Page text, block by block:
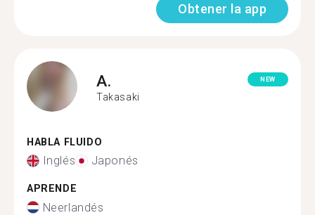
Obtener la app
A.
Takasaki
NEW
HABLA FLUIDO
Inglés Japonés
APRENDE
Neerlandés